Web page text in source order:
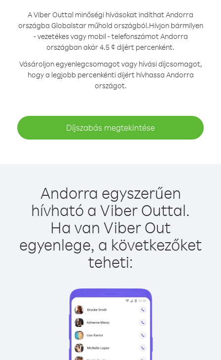
A Viber Outtal minőségi hívásokat indíthat Andorra
országba Globalstar műhold országból.Hívjon bármilyen
- vezetékes vagy mobil - telefonszámot Andorra
országban akár 4.5 ¢ díjért percenként.
Vásároljon egyenlegcsomagot vagy hívási díjcsomagot,
hogy a legjobb percenkénti díjért hívhassa Andorra
országot.
Díjszabás megtekintése
Andorra egyszerűen
hívható a Viber Outtal.
Ha van Viber Out
egyenlege, a következőket
teheti: